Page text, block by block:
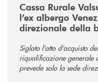
Cassa Rurale
l’ex albergo
direzionale della
Siglato l’atto d’acquisto
riqualificazione generale
prevede solo la sede